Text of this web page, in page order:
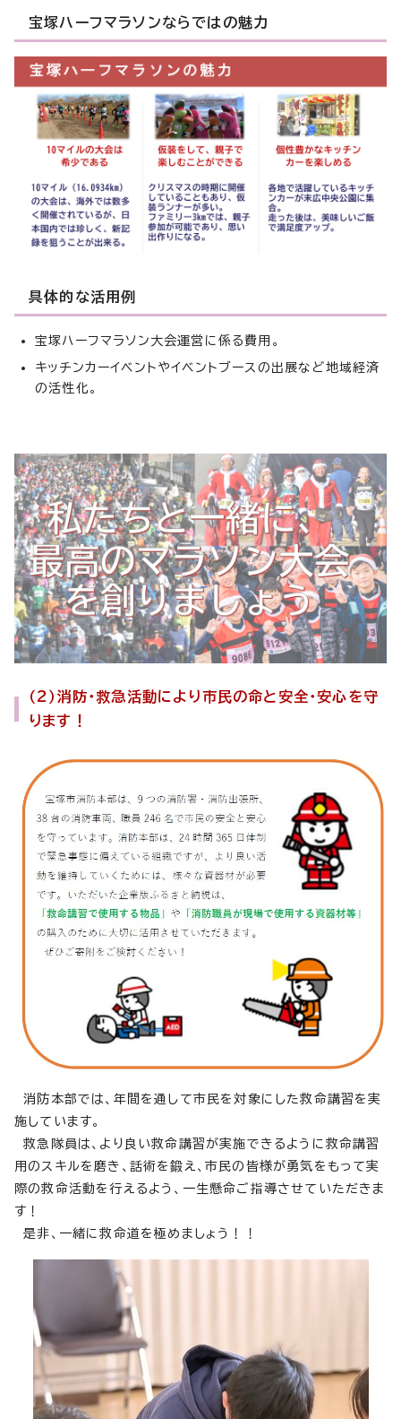
宝塚ハーフマラソンならではの魅力
具体的な活用例
宝塚ハーフマラソン大会運営に係る費用。
キッチンカーイベントやイベントブースの出展など地域経済
の活性化。
（2）消防・救急活動により市民の命と安全・安心を守
ります！
消防本部では、年間を通して市民を対象にした救命講習を実
施しています。
救急隊員は、より良い救命講習が実施できるように救命講習
用のスキルを磨き、話術を鍛え、市民の皆様が勇気をもって実
際の救命活動を行えるよう、一生懸命ご指導させていただきま
す！
是非、一緒に救命道を極めましょう！！